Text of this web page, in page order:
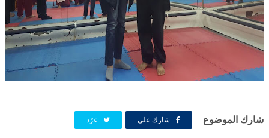
شارك الموضوع شارك على غرّد